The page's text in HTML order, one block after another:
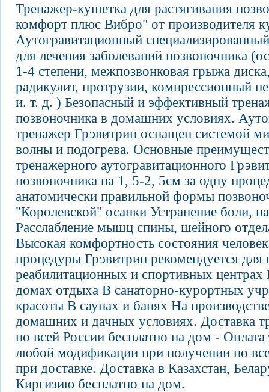
Тренажер-кушетка для растягивания
комфорт плюс Вибро" от производителя
Аутогравитационный
для лечения заболеваний позвоночника
1-4 степени, межпозвонковая грыжа
радикулит, протрузии, компрессионный
и. т. д. ) Безопасный и эффективный
позвоночника в домашних условиях.
тренажер Грэвитрин оснащен системой
волны и подогрева. Основные
тренажерного аутогравитационного
позвоночника на 1, 5-2, 5см за одну
анатомически правильной формы
"Королевской" осанки Устранение боли,
Расслабление мышц спины, шейного
Высокая комфортность состояния
процедуры Грэвитрин рекомендуется
реабилитационных и спортивных
домах отдыха В санаторно-курортных
красоты В саунах и банях На
домашних и дачных условиях. Доставка
по всей России бесплатно на дом -
любой модификации при получении по
при доставке. Доставка в Казахстан,
Киргизию бесплатно на дом.